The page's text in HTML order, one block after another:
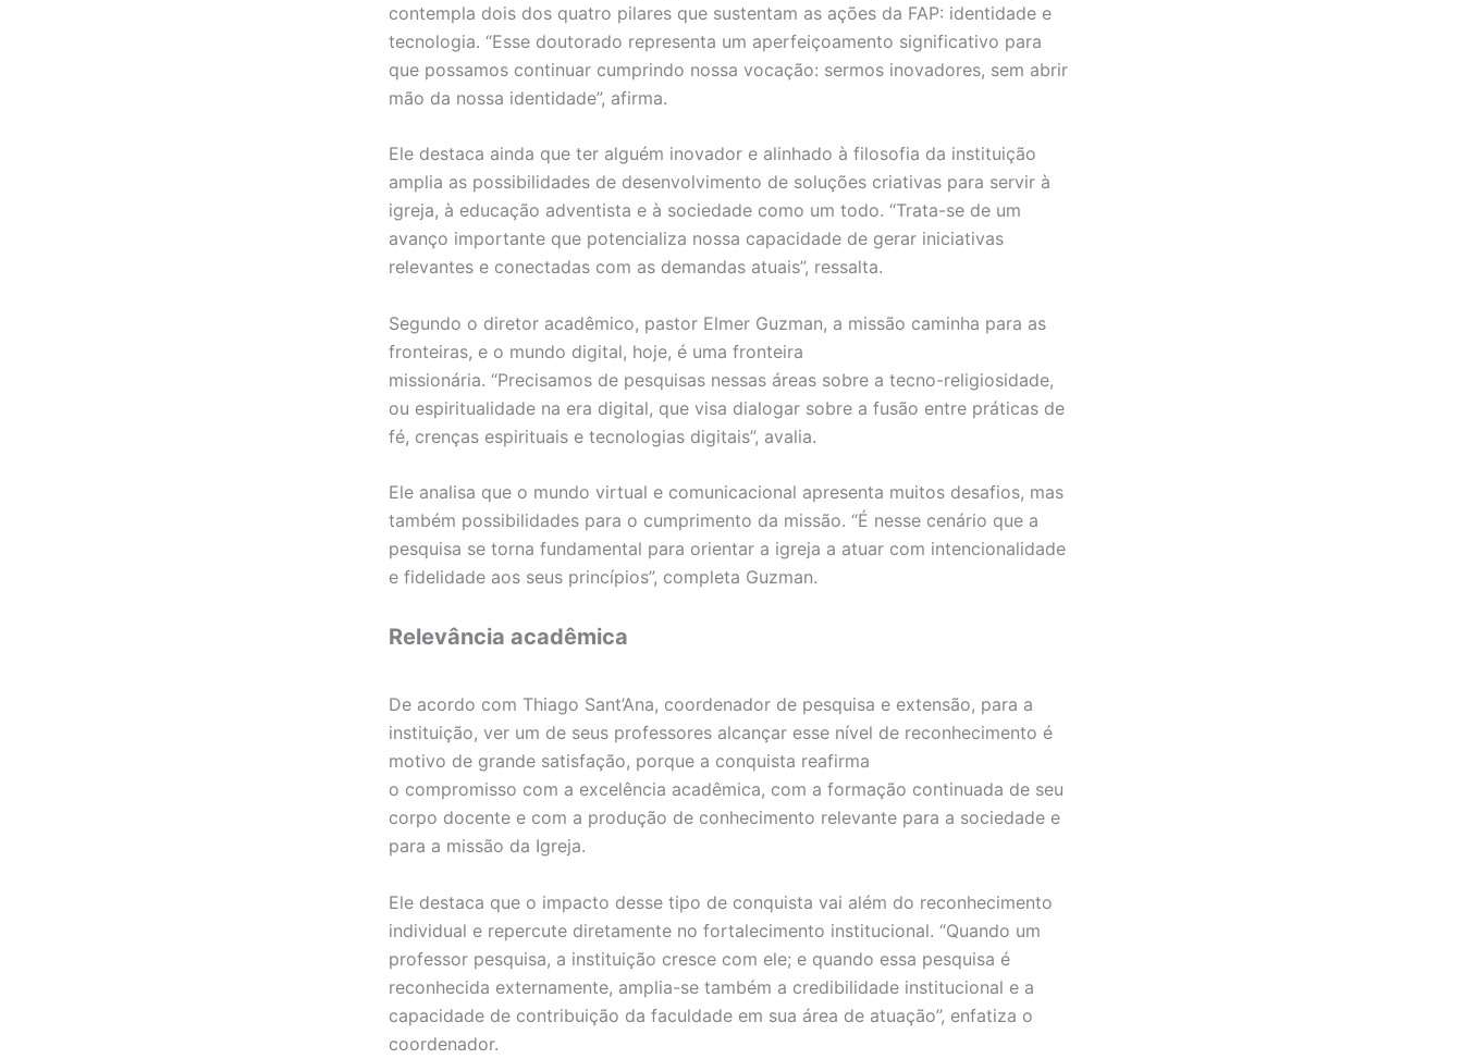
contempla dois dos quatro pilares que sustentam as ações da FAP: identidade e
tecnologia. “Esse doutorado representa um aperfeiçoamento significativo para
que possamos continuar cumprindo nossa vocação: sermos inovadores, sem abrir
mão da nossa identidade”, afirma.
Ele destaca ainda que ter alguém inovador e alinhado à filosofia da instituição
amplia as possibilidades de desenvolvimento de soluções criativas para servir à
igreja, à educação adventista e à sociedade como um todo. “Trata-se de um
avanço importante que potencializa nossa capacidade de gerar iniciativas
relevantes e conectadas com as demandas atuais”, ressalta.
Segundo o diretor acadêmico, pastor Elmer Guzman, a missão caminha para as
fronteiras, e o mundo digital, hoje, é uma fronteira
missionária. “Precisamos de pesquisas nessas áreas sobre a tecno-religiosidade,
ou espiritualidade na era digital, que visa dialogar sobre a fusão entre práticas de
fé, crenças espirituais e tecnologias digitais”, avalia.
Ele analisa que o mundo virtual e comunicacional apresenta muitos desafios, mas
também possibilidades para o cumprimento da missão. “É nesse cenário que a
pesquisa se torna fundamental para orientar a igreja a atuar com intencionalidade
e fidelidade aos seus princípios”, completa Guzman.
Relevância acadêmica
De acordo com Thiago Sant’Ana, coordenador de pesquisa e extensão, para a
instituição, ver um de seus professores alcançar esse nível de reconhecimento é
motivo de grande satisfação, porque a conquista reafirma
o compromisso com a excelência acadêmica, com a formação continuada de seu
corpo docente e com a produção de conhecimento relevante para a sociedade e
para a missão da Igreja.
Ele destaca que o impacto desse tipo de conquista vai além do reconhecimento
individual e repercute diretamente no fortalecimento institucional. “Quando um
professor pesquisa, a instituição cresce com ele; e quando essa pesquisa é
reconhecida externamente, amplia-se também a credibilidade institucional e a
capacidade de contribuição da faculdade em sua área de atuação”, enfatiza o
coordenador.